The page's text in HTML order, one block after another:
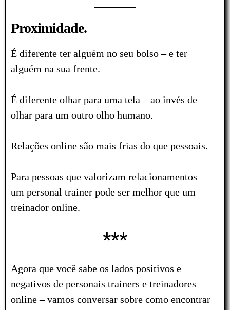
Proximidade.
É diferente ter alguém no seu bolso – e ter
alguém na sua frente.
É diferente olhar para uma tela – ao invés de
olhar para um outro olho humano.
Relações online são mais frias do que pessoais.
Para pessoas que valorizam relacionamentos –
um personal trainer pode ser melhor que um
treinador online.
***
Agora que você sabe os lados positivos e
negativos de personais trainers e treinadores
online – vamos conversar sobre como encontrar